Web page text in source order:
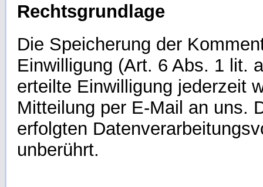
Rechtsgrundlage
Die Speicherung der
Einwilligung (Art. 6 Abs. 1 lit.
erteilte Einwilligung jederzeit
Mitteilung per E-Mail an uns.
erfolgten
unberührt.